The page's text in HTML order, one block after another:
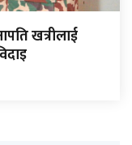
खत्रीलाई